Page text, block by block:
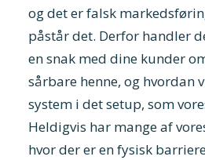
og det er falsk
påstår det. Derfor handler
en snak med dine kunder
sårbare henne, og hvordan
system i det setup, som
Heldigvis har mange af
hvor der er en fysisk